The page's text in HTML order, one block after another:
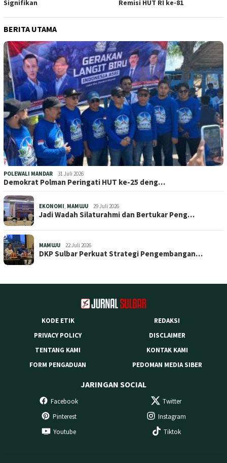
Signifikan
Remisi HUT RI ke-81
BERITA UTAMA
POLEWALI MANDAR 31 Juli 2026
Demokrat Polman Peringati HUT ke-25 deng…
EKONOMI, MAMUJU 29 Juli 2026
Jadi Wadah Silaturahmi dan Bertukar Peng…
MAMUJU 22 Juli 2026
DKP Sulbar Perkuat Strategi Pengembangan…
KODE ETIK
REDAKSI
PRIVACY POLICY
DISCLAIMER
TENTANG KAMI
KONTAK KAMI
FORM PENGADUAN
PEDOMAN MEDIA SIBER
JARINGAN SOCIAL
Facebook
Twitter
Pinterest
Instagram
Youtube
Tiktok